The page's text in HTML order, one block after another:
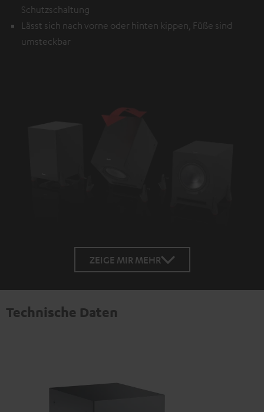
Schutzschaltung
Lässt sich nach vorne oder hinten kippen, Füße sind
umsteckbar
ZEIGE MIR MEHR
Technische Daten